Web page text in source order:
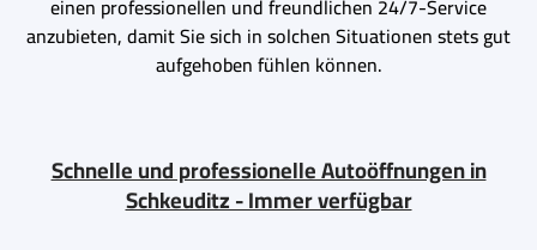
anzubieten, damit Sie sich in solchen Situationen stets gut
aufgehoben fühlen können.
Schnelle und professionelle Autoöffnungen in
Schkeuditz - Immer verfügbar